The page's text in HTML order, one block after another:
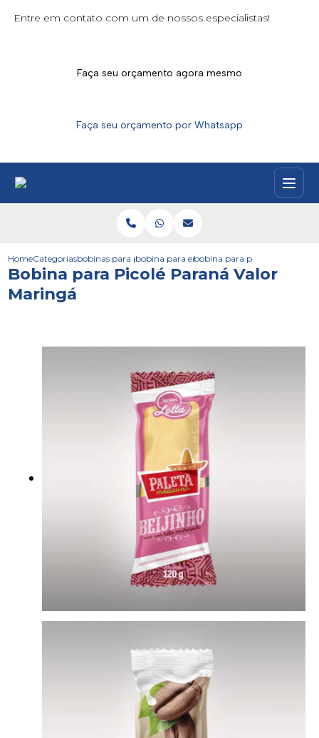
Entre em contato com um de nossos especialistas!
Faça seu orçamento agora mesmo
Faça seu orçamento por Whatsapp
HomeCategoriasbobinas para picolesbobina para embalar picolebobina para picole parana
Bobina para Picolé Paraná Valor
Maringá